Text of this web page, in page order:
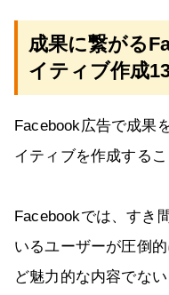
成果に繋がる
イティブ作成
Facebook広告で成果
イティブを作成するこ
Facebookでは、すき
いるユーザーが圧倒
ど魅力的な内容でな